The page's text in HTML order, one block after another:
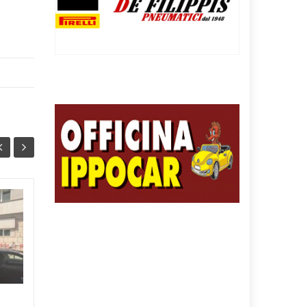
PRECARI SANITA’: